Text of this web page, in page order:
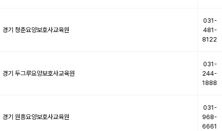
경기 청춘요양보호사교육원
031-
481-
8122
경기 두그루요양보호사교육원
031-
244-
1888
경기 원흥요양보호사교육원
031-
968-
6661